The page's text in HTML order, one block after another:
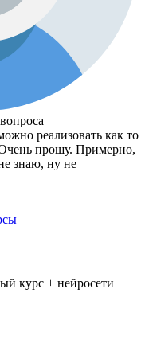
реализовать как то
прошу. Примерно,
знаю, ну не
курс + нейросети